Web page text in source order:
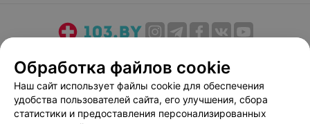
Медицинский маркетинг
Публичный договор
Пользовательское соглашение
Способы оплаты
Вакансии
Партнеры
Обработка файлов cookie
Наш сайт использует файлы cookie для обеспечения
удобства пользователей сайта, его улучшения, сбора
статистики и предоставления персонализированных